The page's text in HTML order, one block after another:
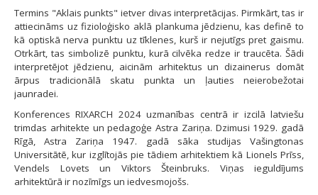
Termins "Aklais punkts" ietver divas interpretācijas. Pirmkārt, tas ir
attiecināms uz fizioloģisko aklā plankuma jēdzienu, kas definē to
kā optiskā nerva punktu uz tīklenes, kurš ir nejutīgs pret gaismu.
Otrkārt, tas simbolizē punktu, kurā cilvēka redze ir traucēta. Šādi
interpretējot jēdzienu, aicinām arhitektus un dizainerus domāt
ārpus tradicionālā skatu punkta un ļauties neierobežotai
jaunradei.
Konferences RIXARCH 2024 uzmanības centrā ir izcilā latviešu
trimdas arhitekte un pedagoģe Astra Zariņa. Dzimusi 1929. gadā
Rīgā, Astra Zariņa 1947. gadā sāka studijas Vašingtonas
Universitātē, kur izglītojās pie tādiem arhitektiem kā Lionels Prīss,
Vendels Lovets un Viktors Šteinbruks. Viņas ieguldījums
arhitektūrā ir nozīmīgs un iedvesmojošs.